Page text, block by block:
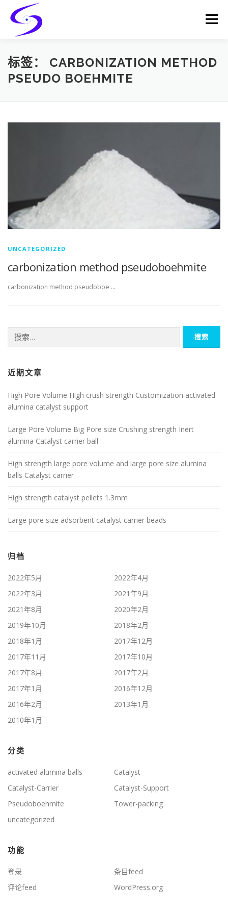
content
Menu
HOME PRODUCTS CATALYST-CARRIER
标签： CARBONIZATION METHOD
PSEUDO BOEHMITE
UNCATEGORIZED
carbonization method pseudoboehmite
carbonization method pseudoboe …
索：
近期文章
High Pore Volume High crush strength Customization activated
alumina catalyst support
Large Pore Volume Big Pore size Crushing strength Inert
alumina Catalyst carrier ball
High strength large pore volume and large pore size alumina
balls Catalyst carrier
High strength catalyst pellets 1.3mm
Large pore size adsorbent catalyst carrier beads
归档
2022年5月
2022年4月
2022年3月
2021年9月
2021年8月
2020年2月
2019年10月
2018年2月
2018年1月
2017年12月
2017年11月
2017年10月
2017年8月
2017年2月
2017年1月
2016年12月
2016年2月
2013年1月
2010年1月
分类
activated alumina balls
Catalyst
Catalyst-Carrier
Catalyst-Support
Pseudoboehmite
Tower-packing
uncategorized
功能
登录
条目feed
评论feed
WordPress.org